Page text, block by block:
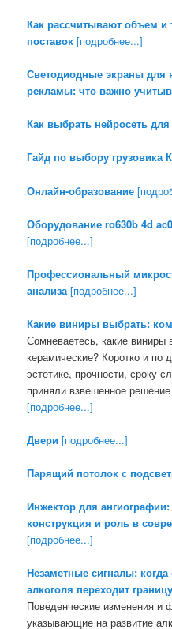
Как рассчитывают объем и
поставок [подробнее...]
Светодиодные экраны для
рекламы: что важно
Как выбрать нейросеть
Гайд по выбору грузовика
Онлайн-образование
Оборудование ro630b 4d
[подробнее...]
Профессиональный
анализа [подробнее...]
Какие виниры выбрать:
Сомневаетесь, какие
керамические? Коротко и по
эстетике, прочности, сроку
приняли взвешенное
[подробнее...]
Двери [подробнее...]
Парящий потолок с
Инжектор для
конструкция и роль в
[подробнее...]
Незаметные сигналы:
алкоголя переходит границу
Поведенческие изменения и
указывающие на развитие